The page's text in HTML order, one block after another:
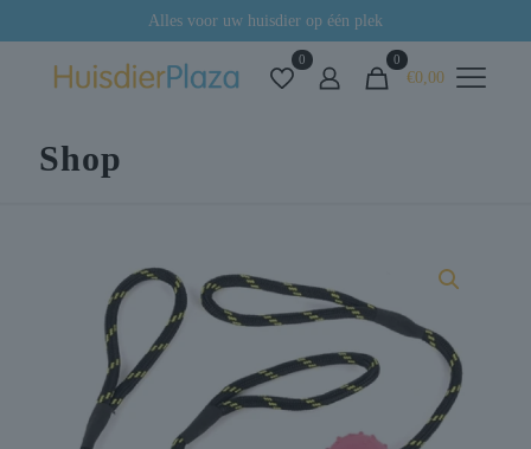
Alles voor uw huisdier op één plek
0 0
€0,00
Shop